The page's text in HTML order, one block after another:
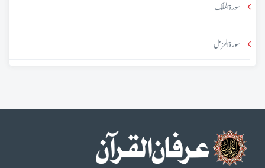
سورۃ الملک
سورۃ المزمل